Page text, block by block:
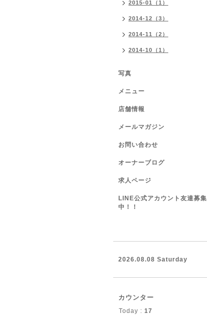
2015-01（1）
2014-12（3）
2014-11（2）
2014-10（1）
写真
メニュー
店舗情報
メールマガジン
お問い合わせ
オーナーブログ
求人ページ
LINE公式アカウント友達募集
中！！
2026.08.08 Saturday
カウンター
Today : 17